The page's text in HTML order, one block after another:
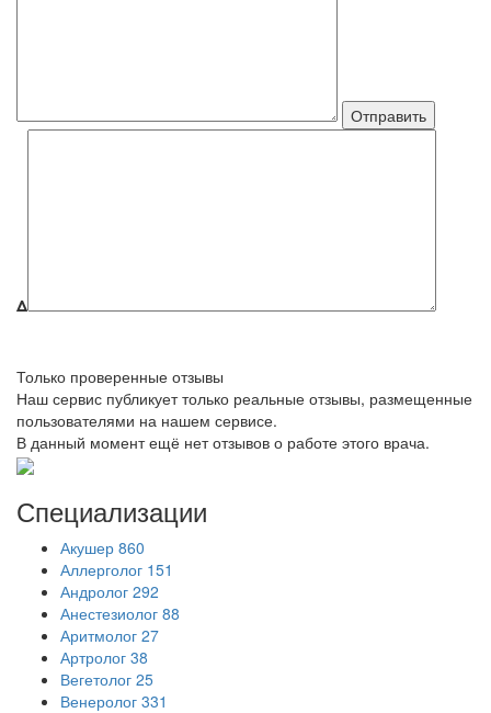
Δ
Только проверенные отзывы
Наш сервис публикует только реальные отзывы, размещенные
пользователями на нашем сервисе.
В данный момент ещё нет отзывов о работе этого врача.
Специализации
Акушер 860
Аллерголог 151
Андролог 292
Анестезиолог 88
Аритмолог 27
Артролог 38
Вегетолог 25
Венеролог 331